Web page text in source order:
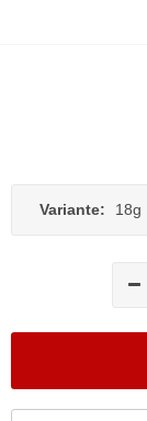
Variante: 18g